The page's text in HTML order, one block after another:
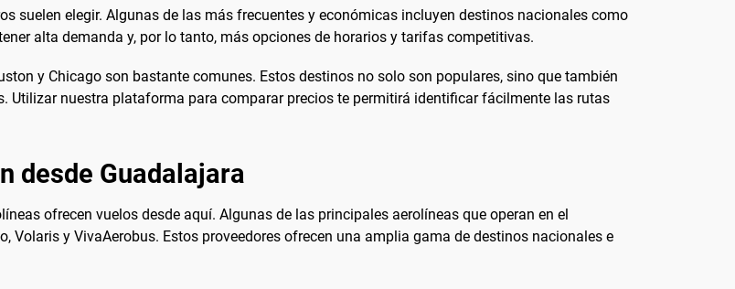
suelen elegir. Algunas de las más frecuentes y económicas incluyen destinos nacionales como
alta demanda y, por lo tanto, más opciones de horarios y tarifas competitivas.
y Chicago son bastante comunes. Estos destinos no solo son populares, sino que también
Utilizar nuestra plataforma para comparar precios te permitirá identificar fácilmente las rutas
desde Guadalajara
ofrecen vuelos desde aquí. Algunas de las principales aerolíneas que operan en el
Volaris y VivaAerobus. Estos proveedores ofrecen una amplia gama de destinos nacionales e